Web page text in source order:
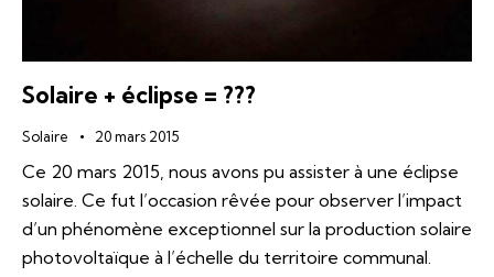
Solaire + éclipse = ???
Solaire 20 mars 2015
Ce 20 mars 2015, nous avons pu assister à une éclipse
solaire. Ce fut l’occasion rêvée pour observer l’impact
d’un phénomène exceptionnel sur la production solaire
photovoltaïque à l’échelle du territoire communal.